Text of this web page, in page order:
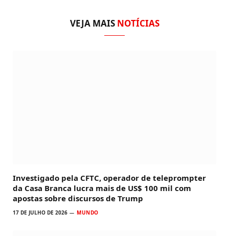
VEJA MAIS NOTÍCIAS
Investigado pela CFTC, operador de teleprompter
da Casa Branca lucra mais de US$ 100 mil com
apostas sobre discursos de Trump
17 DE JULHO DE 2026 MUNDO